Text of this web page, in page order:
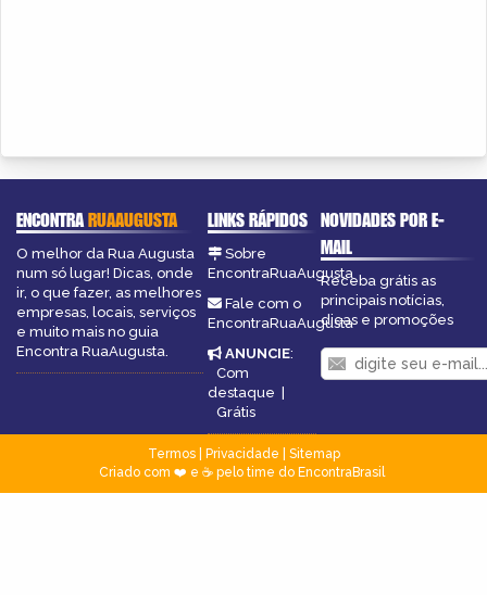
ENCONTRARUAAUGUSTA
O melhor da Rua Augusta
num só lugar! Dicas, onde
ir, o que fazer, as melhores
empresas, locais, serviços
e muito mais no guia
Encontra RuaAugusta.
LINKS RÁPIDOS
Sobre
EncontraRuaAugusta
Fale com o
EncontraRuaAugusta
ANUNCIE:
Com
destaque
Grátis
NOVIDADES POR E-
MAIL
Receba grátis as
principais notícias,
dicas e promoções
Termos| Privacidade
Sitemap
Criado com ❤️ e ☕ pelo time do EncontraBrasil